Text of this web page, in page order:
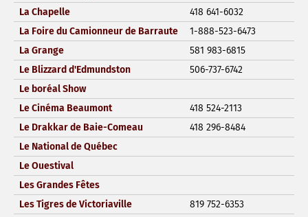
La Chapelle
418 641-6032
La Foire du Camionneur de Barraute
1-888-523-6473
La Grange
581 983-6815
Le Blizzard d'Edmundston
506-737-6742
Le boréal Show
Le Cinéma Beaumont
418 524-2113
Le Drakkar de Baie-Comeau
418 296-8484
Le National de Québec
Le Ouestival
Les Grandes Fêtes
Les Tigres de Victoriaville
819 752-6353